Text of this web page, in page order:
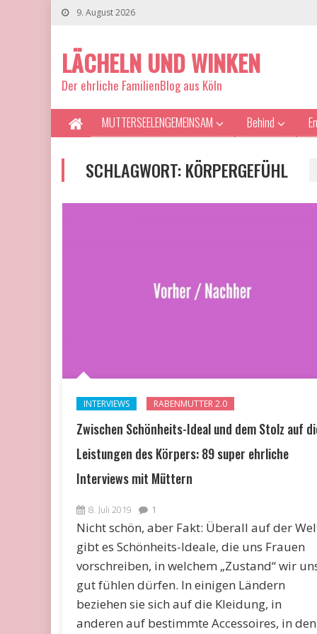
9. August 2026
LÄCHELN UND WINKEN
Der ehrliche FamilienBlog aus Köln
MUTTERSEELENGEMEINSAM Behind
SCHLAGWORT:KÖRPERGEFÜHL
INTERVIEWS RABENMUTTER 2.0
Zwischen Schönheits-Ideal und dem Stolz auf
Leistungen des Körpers: 89 super ehrliche
Interviews mit Müttern
8. Juli 2019 1
Nicht schön, aber Fakt: Überall auf der
gibt es Schönheits-Ideale, die uns Frauen
vorschreiben, in welchem „Zustand“ wir
gut fühlen dürfen. In einigen Ländern
beziehen sie sich auf die Kleidung, in
anderen auf bestimmte Accessoires, in den